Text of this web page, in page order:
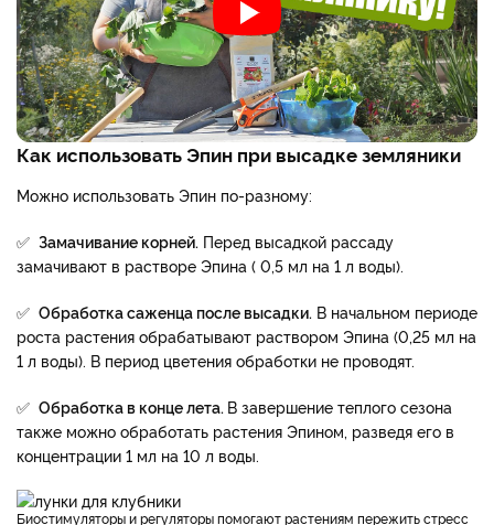
Как использовать Эпин при высадке земляники
Можно использовать Эпин по-разному:
✅ Замачивание корней. Перед высадкой рассаду
замачивают в растворе Эпина ( 0,5 мл на 1 л воды).
✅ Обработка саженца после высадки. В начальном периоде
роста растения обрабатывают раствором Эпина (0,25 мл на
1 л воды). В период цветения обработки не проводят.
✅ Обработка в конце лета. В завершение теплого сезона
также можно обработать растения Эпином, разведя его в
концентрации 1 мл на 10 л воды.
Биостимуляторы и регуляторы помогают растениям пережить стресс